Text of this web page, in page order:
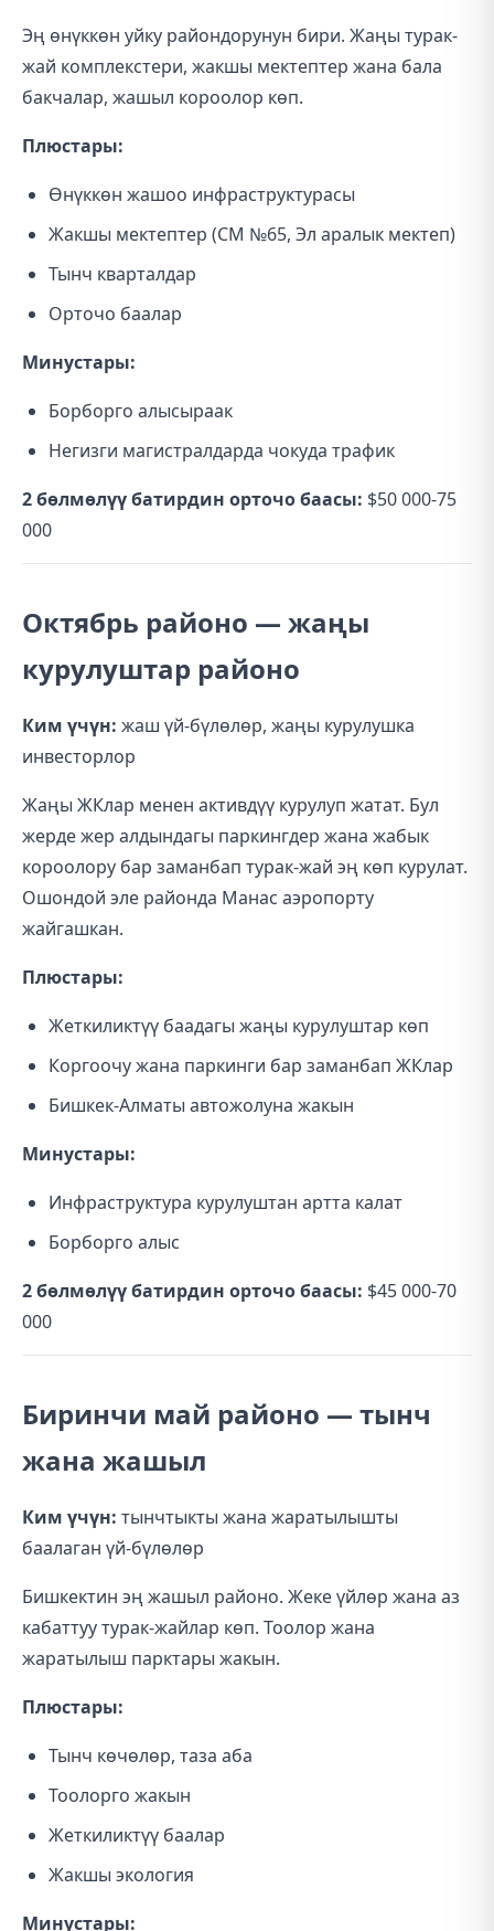
Эң өнүккөн уйку райондорунун бири. Жаңы турак-
жай комплекстери, жакшы мектептер жана бала
бакчалар, жашыл короолор көп.
Плюстары:
Өнүккөн жашоо инфраструктурасы
Жакшы мектептер (СМ №65, Эл аралык мектеп)
Тынч кварталдар
Орточо баалар
Минустары:
Борборго алысыраак
Негизги магистралдарда чокуда трафик
2 бөлмөлүү батирдин орточо баасы: $50 000-75
000
Октябрь районо — жаңы
курулуштар районо
Ким үчүн: жаш үй-бүлөлөр, жаңы курулушка
инвесторлор
Жаңы ЖКлар менен активдүү курулуп жатат. Бул
жерде жер алдындагы паркингдер жана жабык
короолору бар заманбап турак-жай эң көп курулат.
Ошондой эле районда Манас аэропорту
жайгашкан.
Плюстары:
Жеткиликтүү баадагы жаңы курулуштар көп
Коргоочу жана паркинги бар заманбап ЖКлар
Бишкек-Алматы автожолуна жакын
Минустары:
Инфраструктура курулуштан артта калат
Борборго алыс
2 бөлмөлүү батирдин орточо баасы: $45 000-70
000
Биринчи май районо — тынч
жана жашыл
Ким үчүн: тынчтыкты жана жаратылышты
баалаган үй-бүлөлөр
Бишкектин эң жашыл районо. Жеке үйлөр жана аз
кабаттуу турак-жайлар көп. Тоолор жана
жаратылыш парктары жакын.
Плюстары:
Тынч көчөлөр, таза аба
Тоолорго жакын
Жеткиликтүү баалар
Жакшы экология
Минустары: